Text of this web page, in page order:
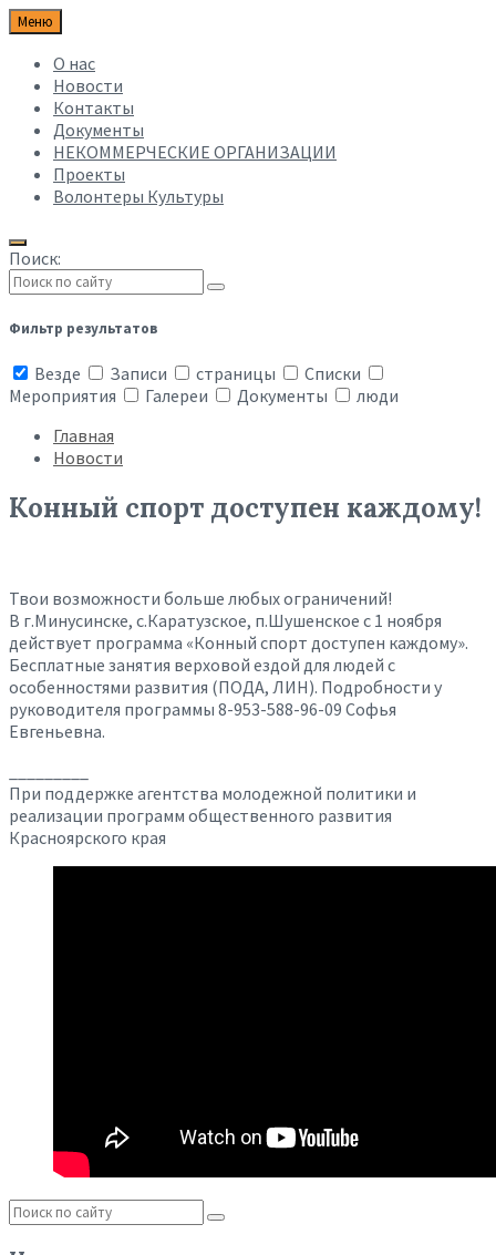
Меню
О нас
Новости
Контакты
Документы
НЕКОММЕРЧЕСКИЕ ОРГАНИЗАЦИИ
Проекты
Волонтеры Культуры
Поиск:
Фильтр результатов
Везде Записи страницы
Списки
Мероприятия
Галереи Документы
люди
Главная
Новости
Конный спорт доступен каждому!
Твои возможности больше любых ограничений!
В г.Минусинске, с.Каратузское, п.Шушенское с 1 ноября
действует программа «Конный спорт доступен каждому».
Бесплатные занятия верховой ездой для людей с
особенностями развития (ПОДА, ЛИН). Подробности у
руководителя программы 8-953-588-96-09 Софья
Евгеньевна.
При поддержке агентства молодежной политики и
реализации программ общественного развития
Красноярского края